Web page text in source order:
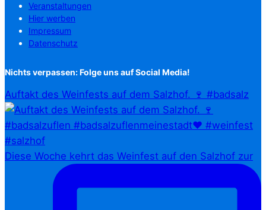
Veranstaltungen
Hier werben
Impressum
Datenschutz
Nichts verpassen: Folge uns auf Social Media!
Auftakt des Weinfests auf dem Salzhof. 🍷 #badsalz
Diese Woche kehrt das Weinfest auf den Salzhof zur